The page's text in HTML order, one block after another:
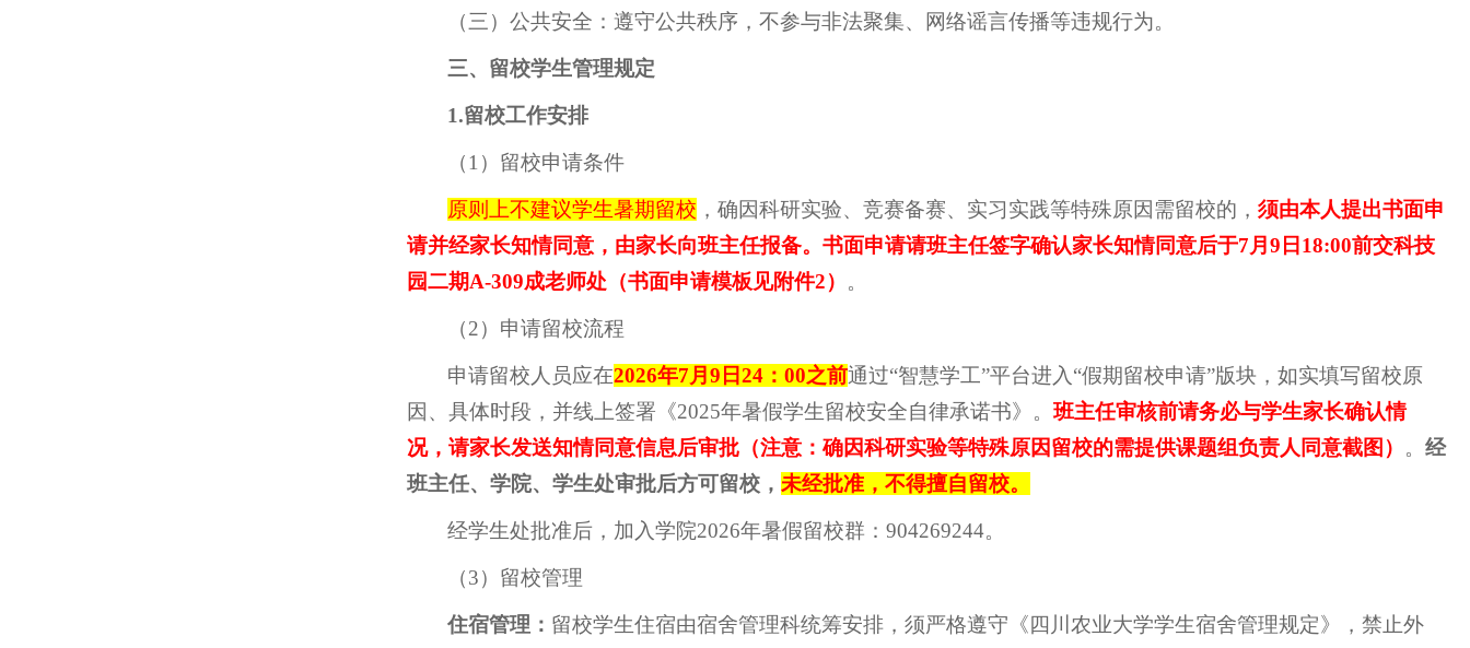
（三）公共安全：遵守公共秩序，不参与非法聚集、网络谣言传播等违规行为。
三、留校学生管理规定
1.留校工作安排
（1）留校申请条件
原则上不建议学生暑期留校 ，确因科研实验、竞赛备赛、实习实践等特殊原因需留校的，须由本人提出书面申
请并经家长知情同意，由家长向班主任报备。书面申请请班主任签字确认家长知情同意后于7月9日18:00前交科技
园二期A-309成老师处（书面申请模板见附件2） 。
（2）申请留校流程
申请留校人员应在2026年7月9 日24：00之前通过“智慧学工”平台进入“假期留校申请”版块，如实填写留校原
因、具体时段，并线上签署《2025年暑假学生留校安全自律承诺书》。 班主任审核前请务必与学生家长确认情
况，请家长发送知情同意信息后审批（注意：确因科研实验等特殊原因留校的需提供课题组负责人同意截图） 。 经
班主任、学院、学生处审批后方可留校， 未经批准，不得擅自留校。
经学生处批准后，加入学院2026年暑假留校群：904269244。
（3）留校管理
住宿管理： 留校学生住宿由宿舍管理科统筹安排，须严格遵守《四川农业大学学生宿舍管理规定》，禁止外